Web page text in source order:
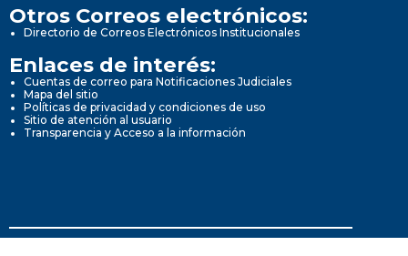
Otros Correos electrónicos:
Directorio de Correos Electrónicos Institucionales
Enlaces de interés:
Cuentas de correo para Notificaciones Judiciales
Mapa del sitio
Políticas de privacidad y condiciones de uso
Sitio de atención al usuario
Transparencia y Acceso a la información